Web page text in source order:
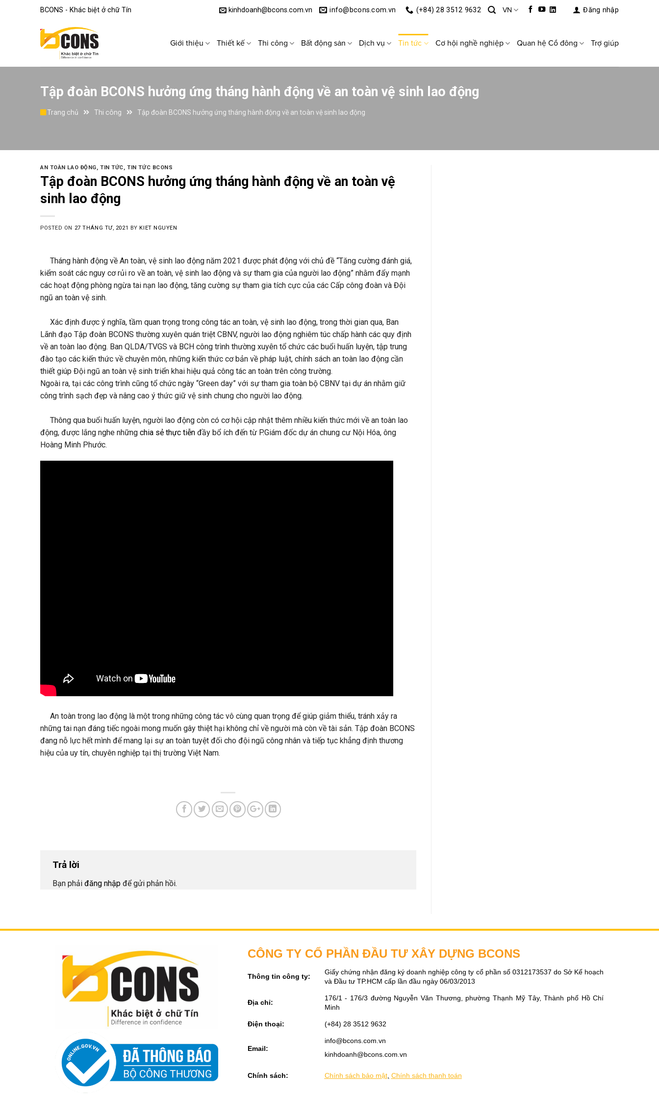
BCONS - Khác biệt ở chữ Tín kinhdoanh@bcons.com.vn info@bcons.com.vn (+84) 28 3512 9632 VN Đăng nhập
Giới thiệu Thiết kế Thi công Bất động sản Dịch vụ Tin tức Cơ hội nghề nghiệp Quan hệ Cổ đông Trợ giúp
Tập đoàn BCONS hưởng ứng tháng hành động về an toàn vệ sinh lao động
Trang chủ Thi công Tập đoàn BCONS hưởng ứng tháng hành động về an toàn vệ sinh lao động
AN TOÀN LAO ĐỘNG,TIN TỨC,TIN TỨC BCONS
Tập đoàn BCONS hưởng ứng tháng hành động về an toàn vệ
sinh lao động
POSTED ON 27 THÁNG TƯ, 2021 BYKIET NGUYEN
Tháng hành động về An toàn, vệ sinh lao động năm 2021 được phát động với chủ đề “Tăng cường đánh giá,
kiểm soát các nguy cơ rủi ro về an toàn, vệ sinh lao động và sự tham gia của người lao động” nhằm đẩy mạnh
các hoạt động phòng ngừa tai nạn lao động, tăng cường sự tham gia tích cực của các Cấp công đoàn và Đội
ngũ an toàn vệ sinh.
Xác định được ý nghĩa, tầm quan trọng trong công tác an toàn, vệ sinh lao động, trong thời gian qua, Ban
Lãnh đạo Tập đoàn BCONS thường xuyên quán triệt CBNV, người lao động nghiêm túc chấp hành các quy định
về an toàn lao động. Ban QLDA/TVGS và BCH công trình thường xuyên tổ chức các buổi huấn luyện, tập trung
đào tạo các kiến thức về chuyên môn, những kiến thức cơ bản về pháp luật, chính sách an toàn lao động cần
thiết giúp Đội ngũ an toàn vệ sinh triển khai hiệu quả công tác an toàn trên công trường.
Ngoài ra, tại các công trình cũng tổ chức ngày “Green day” với sự tham gia toàn bộ CBNV tại dự án nhằm giữ
công trình sạch đẹp và nâng cao ý thức giữ vệ sinh chung cho người lao động.
Thông qua buổi huấn luyện, người lao động còn có cơ hội cập nhật thêm nhiều kiến thức mới về an toàn lao
động, được lắng nghe những chia sẻ thực tiễn đầy bổ ích đến từ P.Giám đốc dự án chung cư Nội Hóa, ông
Hoàng Minh Phước.
An toàn trong lao động là một trong những công tác vô cùng quan trọng để giúp giảm thiểu, tránh xảy ra
những tai nạn đáng tiếc ngoài mong muốn gây thiệt hại không chỉ về người mà còn về tài sản. Tập đoàn BCONS
đang nỗ lực hết mình để mang lại sự an toàn tuyệt đối cho đội ngũ công nhân và tiếp tục khẳng định thương
hiệu của uy tín, chuyên nghiệp tại thị trường Việt Nam.
Trả lời
Bạn phải đăng nhập để gửi phản hồi.
CÔNG TY CỔ PHẦN ĐẦU TƯ XÂY DỰNG BCONS
Thông tin công ty:
Giấy chứng nhận đăng ký doanh nghiệp công ty cổ phần số 0312173537 do Sở Kế hoạch
và Đầu tư TP.HCM cấp lần đầu ngày 06/03/2013
Địa chỉ:
176/1 - 176/3 đường Nguyễn Văn Thương, phường Thạnh Mỹ Tây, Thành phố Hồ Chí
Minh
Điện thoại: (+84) 28 3512 9632
Email:
info@bcons.com.vn
kinhdoanh@bcons.com.vn
Chính sách: Chính sách bảo mật, Chính sách thanh toán